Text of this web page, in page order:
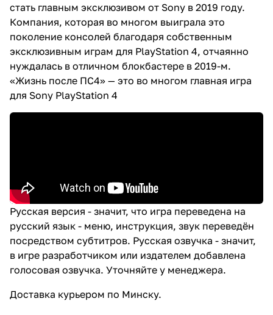
стать главным эксклюзивом от Sony в 2019 году.
Компания, которая во многом выиграла это
поколение консолей благодаря собственным
эксклюзивным играм для PlayStation 4, отчаянно
нуждалась в отличном блокбастере в 2019-м.
«Жизнь после ПС4» — это во многом главная игра
для Sony PlayStation 4
Русская версия - значит, что игра переведена на
русский язык - меню, инструкция, звук переведён
посредством субтитров. Русская озвучка - значит,
в игре разработчиком или издателем добавлена
голосовая озвучка. Уточняйте у менеджера.
Доставка курьером по Минску.